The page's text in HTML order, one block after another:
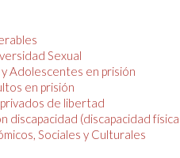
Sexual
y Adolescentes en prisión
en prisión
de libertad
discapacidad (discapacidad
Sociales y Culturales